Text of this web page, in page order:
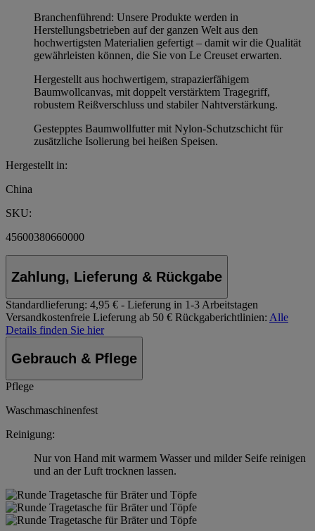
Branchenführend: Unsere Produkte werden in
Herstellungsbetrieben auf der ganzen Welt aus den
hochwertigsten Materialien gefertigt – damit wir die Qualität
gewährleisten können, die Sie von Le Creuset erwarten.
Hergestellt aus hochwertigem, strapazierfähigem
Baumwollcanvas, mit doppelt verstärktem Tragegriff,
robustem Reißverschluss und stabiler Nahtverstärkung.
Gestepptes Baumwollfutter mit Nylon-Schutzschicht für
zusätzliche Isolierung bei heißen Speisen.
Hergestellt in:
China
SKU:
45600380660000
Zahlung, Lieferung & Rückgabe
Standardlieferung: 4,95 € - Lieferung in 1-3 Arbeitstagen
Versandkostenfreie Lieferung ab 50 € Rückgaberichtlinien: Alle
Details finden Sie hier
Gebrauch & Pflege
Pflege
Waschmaschinenfest
Reinigung:
Nur von Hand mit warmem Wasser und milder Seife reinigen
und an der Luft trocknen lassen.